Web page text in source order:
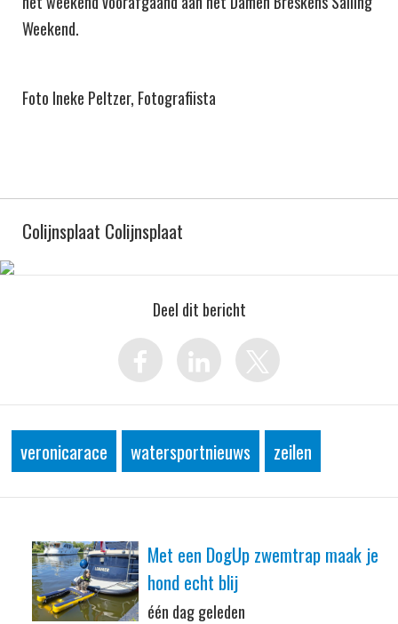
Weekend.
Foto Ineke Peltzer, Fotografiista
Colijnsplaat Colijnsplaat
Deel dit bericht
veronicarace watersportnieuws zeilen
Met een DogUp zwemtrap maak je
hond echt blij
één dag geleden